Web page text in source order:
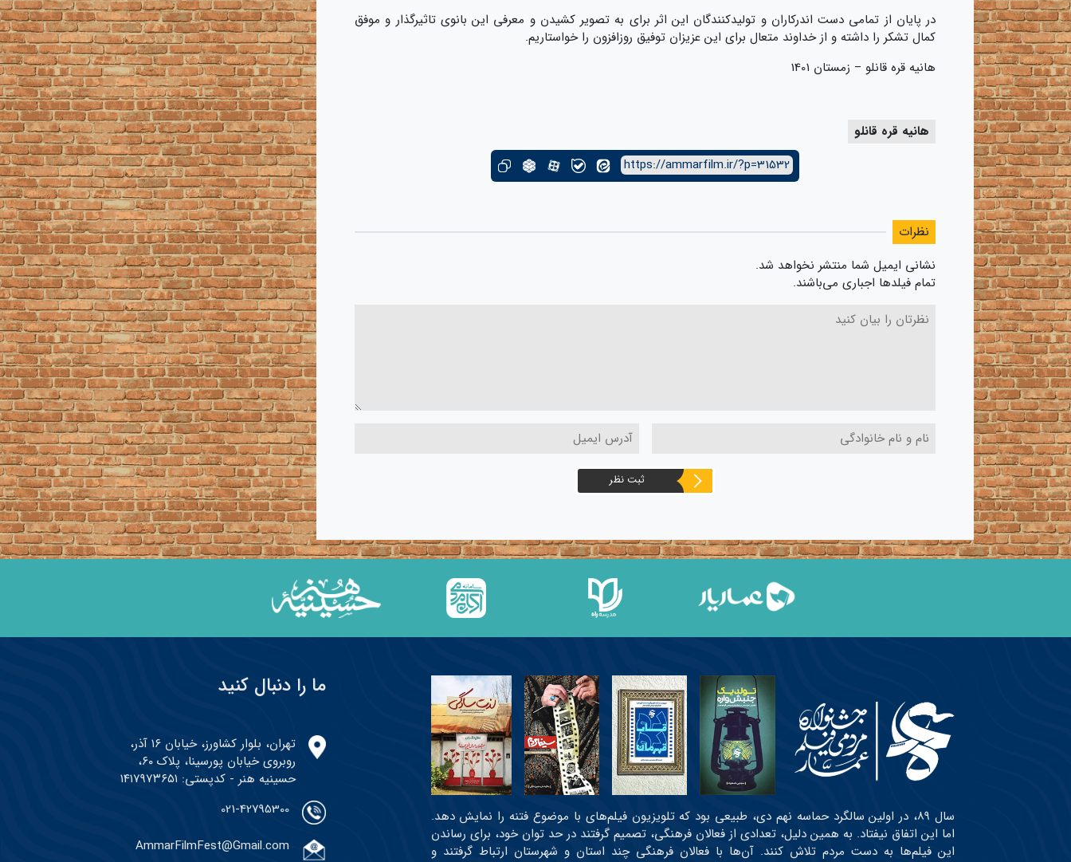
در پایان از تمامی دست اندرکاران و تولیدکنندگان این اثر برای به تصویر کشیدن و معرفی این بانوی تاثیرگذار و موفق
کمال تشکر را داشته و از خداوند متعال برای این عزیزان توفیق روزافزون را خواستاریم.
هانیه قره قانلو – زمستان 1401
هانیه قره قانلو
https://ammarfilm.ir/?p=31532
نظرات
نشانی ایمیل شما منتشر نخواهد شد.
تمام فیلدها اجباری می‌باشند.
ثبت نظر
سال ۸۹، در اولین سالگرد حماسه نهم دی، طبیعی بود که تلویزیون فیلم‌های با موضوع فتنه را نمایش دهد.
اما این اتفاق نیفتاد. به همین دلیل، تعدادی از فعالان فرهنگی، تصمیم گرفتند در حد توان خود، برای رساندن
این فیلم‌ها به دست مردم تلاش کنند. آن‌ها با فعالان فرهنگی چند استان و شهرستان ارتباط گرفتند و
ما را دنبال کنید
تهران، بلوار کشاورز، خیابان ۱۶ آذر،
روبروی خیابان پورسینا، پلاک ۶۰،
حسینیه هنر - کدپستی: ۱۴۱۷۹۷۳۶۵۱
021-42795300
AmmarFilmFest@Gmail.com